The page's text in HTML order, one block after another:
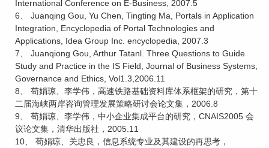
International Conference on E-Business, 2007.5
6、 Juanqing Gou, Yu Chen, Tingting Ma, Portals in Application
Integration, Encyclopedia of Portal Technologies and
Applications, Idea Group Inc. encyclopedia, 2007.3
7、 Juanqiong Gou, Arthur Tatanl. Three Questions to Guide
Study and Practice in the IS Field, Journal of Business Systems,
Governance and Ethics, Vol1.3,2006.11
8、 苟娟琼、李学伟，高速铁路基础资料库体系框架的研究，第十
二届海峡两岸咨询管理发展策略研讨会论文集，2006.8
9、 苟娟琼、李学伟，中小企业集成平台的研究，CNAIS2005 会
议论文集，清华出版社，2005.11
10、 苟娟琼、关忠良，信息系统专业及其建设的再思考，